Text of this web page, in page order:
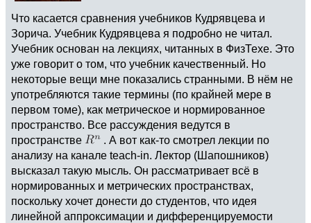
Что касается сравнения учебников Кудрявцева и
Зорича. Учебник Кудрявцева я подробно не читал.
Учебник основан на лекциях, читанных в ФизТехе. Это
уже говорит о том, что учебник качественный. Но
некоторые вещи мне показались странными. В нём не
употребляются такие термины (по крайней мере в
первом томе), как метрическое и нормированное
пространство. Все рассуждения ведутся в
пространстве
. А вот как-то смотрел лекции по
анализу на канале teach-in. Лектор (Шапошников)
высказал такую мысль. Он рассматривает всё в
нормированных и метрических пространствах,
поскольку хочет донести до студентов, что идея
линейной аппроксимации и дифференцируемости